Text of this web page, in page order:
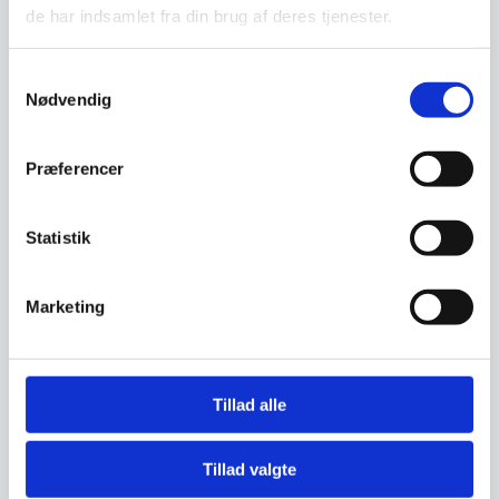
de har indsamlet fra din brug af deres tjenester.
Nødvendig
Præferencer
Statistik
Marketing
Tillad alle
Tillad valgte
Vi prismatcher - Klik her
Basis konferencestol –
Primo SQ